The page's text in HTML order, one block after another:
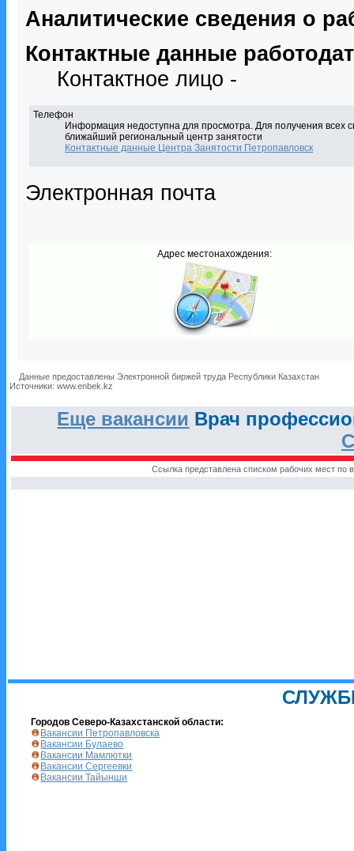
Аналитические сведения о
Контактные данные
Контактное лицо -
Телефон
Информация недоступна для просмотра. Для получения всех
ближайший региональный центр занятости
Контактные данные Центра Занятости Петропавловск
Электронная почта
Адрес местонахождения:
Данные предоставлены Электронной биржей труда Республики Казахстан
Источники: www.enbek.kz
Еще вакансии Врач
Ссылка представлена списком рабочих мест по
Городов Северо-Казахстанской области:
Вакансии Петропавловска
Вакансии Булаево
Вакансии Мамлютки
Вакансии Сергеевки
Вакансии Тайынши